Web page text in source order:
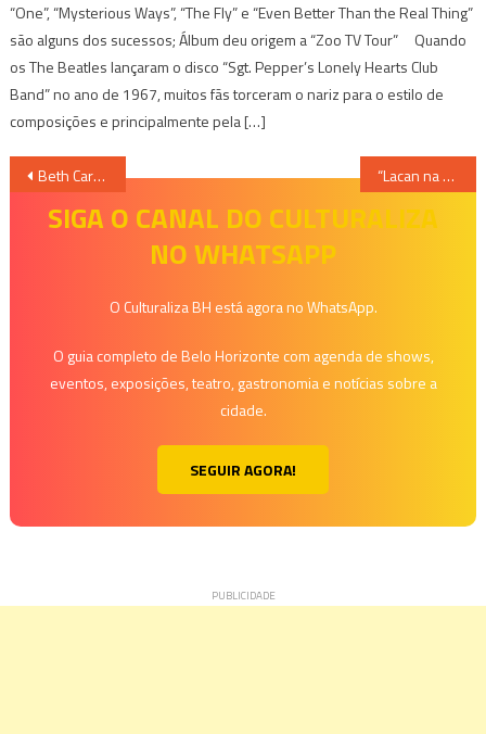
“One”, “Mysterious Ways”, “The Fly” e “Even Better Than the Real Thing”
são alguns dos sucessos; Álbum deu origem a “Zoo TV Tour” Quando
os The Beatles lançaram o disco “Sgt. Pepper’s Lonely Hearts Club
Band” no ano de 1967, muitos fãs torceram o nariz para o estilo de
composições e principalmente pela […]
Navegação
Beth Carvalho e Fundo de Quintal no KM de Vantagens Hall “Lacan na Academia – Conversando com a literatura”
SIGA O CANAL DO CULTURALIZA
NO WHATSAPP
O Culturaliza BH está agora no WhatsApp.
O guia completo de Belo Horizonte com agenda de shows,
eventos, exposições, teatro, gastronomia e notícias sobre a
cidade.
SEGUIR AGORA!